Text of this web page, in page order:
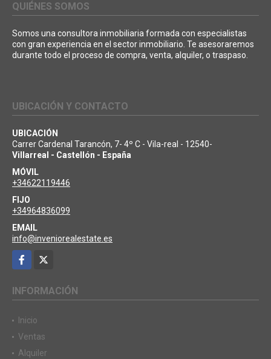
QUIÉNES SOMOS
Somos una consultora inmobiliaria formada con especialistas
con gran experiencia en el sector inmobiliario. Te asesoraremos
durante todo el proceso de compra, venta, alquiler, o traspaso.
UBICACIÓN Y CONTACTO
UBICACIÓN
Carrer Cardenal Tarancón, 7- 4º C - Vila-real - 12540-
Villarreal - Castellón - España
MÓVIL
+34622119446
FIJO
+34964836099
EMAIL
info@inveniorealestate.es
Facebook
INFORMACIÓN
Inicio
Ventas
Alquiler